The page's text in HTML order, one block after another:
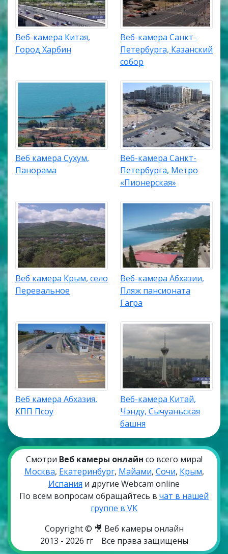
Веб-камера Китая,
Город Харбин
Веб-камера Санкт-
Петербурга, Казанский
собор
Веб камера Сухум,
Панорама
Веб-камера Санкт-
Петербурга, Метро
«Пионерская»
Веб камера Крым, село
Перевальное
Веб-камера Абхазии,
Пляж пансионата
Гагра
Веб камера Абхазия,
КПП Псоу
Веб-камера Китай,
Чэнду, Сычуаньская
башня
Смотри Веб камеры онлайн со всего мира!
Москва, Екатеринбург, Майами, Сочи, Крым,
Испания и другие Webcam online
По всем вопросам обращайтесь в чат в нашей
группе в VK
Copyright © 🎥 Веб камеры онлайн
2013 - 2026 гг
Все права защищены